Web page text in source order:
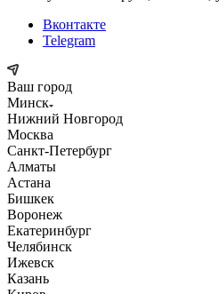
Вконтакте
Telegram
Ваш город
Минск
Нижний Новгород
Москва
Санкт-Петербург
Алматы
Астана
Бишкек
Воронеж
Екатеринбург
Челябинск
Ижевск
Казань